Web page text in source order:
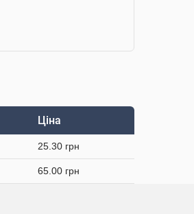
Ціна
25.30 грн
65.00 грн